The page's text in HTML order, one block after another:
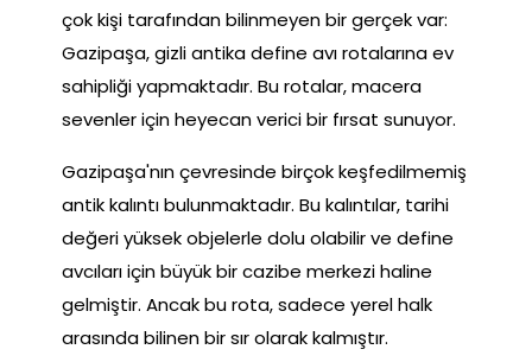
çok kişi tarafından bilinmeyen bir gerçek var:
Gazipaşa, gizli antika define avı rotalarına ev
sahipliği yapmaktadır. Bu rotalar, macera
sevenler için heyecan verici bir fırsat sunuyor.
Gazipaşa'nın çevresinde birçok keşfedilmemiş
antik kalıntı bulunmaktadır. Bu kalıntılar, tarihi
değeri yüksek objelerle dolu olabilir ve define
avcıları için büyük bir cazibe merkezi haline
gelmiştir. Ancak bu rota, sadece yerel halk
arasında bilinen bir sır olarak kalmıştır.